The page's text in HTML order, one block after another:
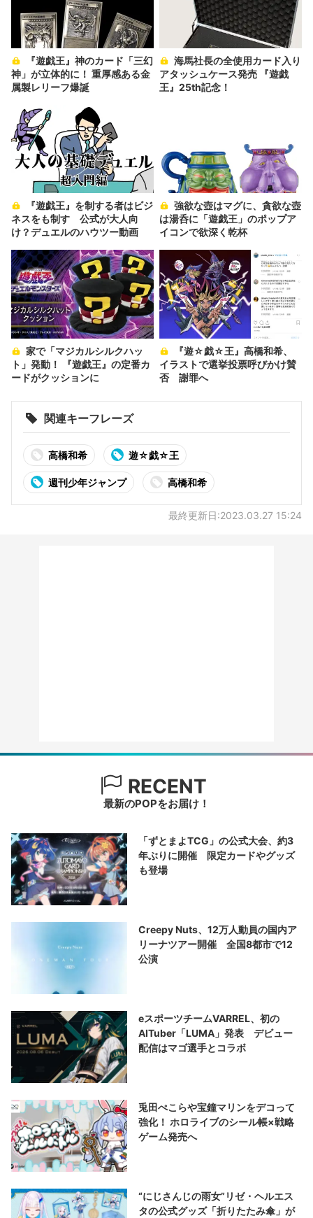
神」が立体的に！ 重厚感ある金
属製レリーフ爆誕
アタッシュケース発売 『遊戯
王』25th記念！
ネスをも制す 公式が大人向
け？デュエルのハウツー動画
は湯呑に「遊戯王」のポップア
イコンで欲深く乾杯
ト」発動！ 『遊戯王』の定番カ
ードがクッションに
イラストで選挙投票呼びかけ賛
否 謝罪へ
関連キーフレーズ
高橋和希 遊☆戯☆王
週刊少年ジャンプ 高橋和希
最終更新日:2023.03.27 15:24
RECENT
最新のPOPをお届け！
「ずとまよTCG」の公式大会、約3
年ぶりに開催 限定カードやグッズ
も登場
Creepy Nuts、12万人動員の国内ア
リーナツアー開催 全国8都市で12
公演
eスポーツチームVARREL、初の
AITuber「LUMA」発表 デビュー
配信はマゴ選手とコラボ
兎田ぺこらや宝鐘マリンをデコって
強化！ ホロライブのシール帳×戦略
ゲーム発売へ
“にじさんじの雨女”リゼ・ヘルエス
タの公式グッズ「折りたたみ傘」が